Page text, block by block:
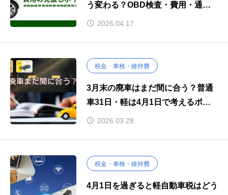
う変わる？OBD検査・費用・通す
か売るかの判断法
2026.04.17
税金・車検・維持費
3月末の廃車はまだ間に合う？普通
車31日・軽は4月1日で考えるポイ
ント2026.03.28
税金・車検・維持費
4月1日を過ぎると軽自動車税はどう